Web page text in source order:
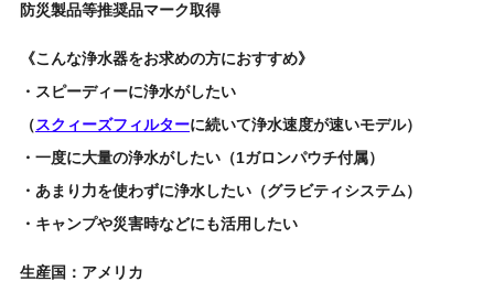
防災製品等推奨品マーク取得
《こんな浄水器をお求めの方におすすめ》
・スピーディーに浄水がしたい
（スクィーズフィルターに続いて浄水速度が速いモデル）
・一度に大量の浄水がしたい（1ガロンパウチ付属）
・あまり力を使わずに浄水したい（グラビティシステム）
・キャンプや災害時などにも活用したい
生産国：アメリカ